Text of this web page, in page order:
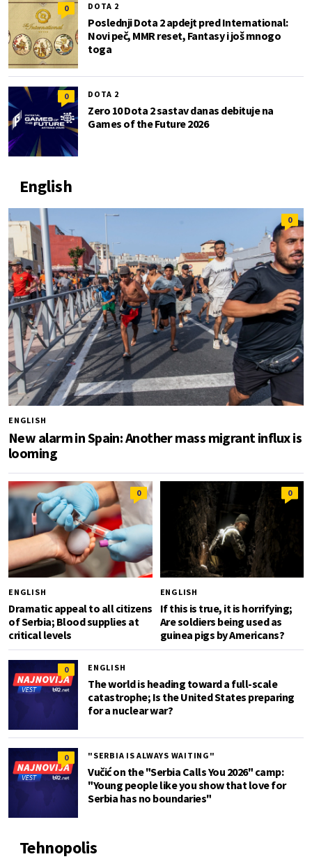
0 DOTA 2
Poslednji Dota 2 apdejt pred International:
Novi peč, MMR reset, Fantasy i još mnogo
toga
0 DOTA 2
Zero 10 Dota 2 sastav danas debituje na
Games of the Future 2026
English
0
ENGLISH
New alarm in Spain: Another mass migrant influx is
looming
0
ENGLISH
Dramatic appeal to all citizens
of Serbia; Blood supplies at
critical levels
0
ENGLISH
If this is true, it is horrifying;
Are soldiers being used as
guinea pigs by Americans?
0 ENGLISH
The world is heading toward a full-scale
catastrophe; Is the United States preparing
for a nuclear war?
0 "SERBIA IS ALWAYS WAITING"
Vučić on the "Serbia Calls You 2026" camp:
"Young people like you show that love for
Serbia has no boundaries"
Tehnopolis